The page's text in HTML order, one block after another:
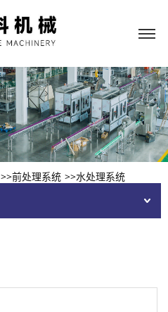
>>前处理系统 >>水处理系统